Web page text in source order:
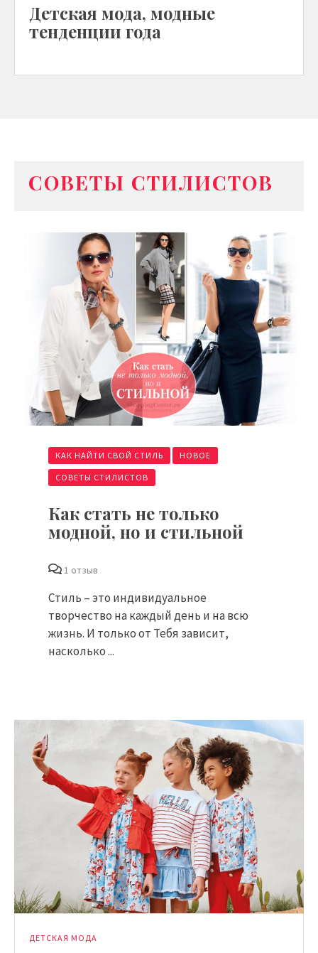
Детская мода, модные
тенденции года
СОВЕТЫ СТИЛИСТОВ
КАК НАЙТИ СВОЙ СТИЛЬ НОВОЕ
СОВЕТЫ СТИЛИСТОВ
Как стать не только
модной, но и стильной
1 отзыв
Стиль – это индивидуальное
творчество на каждый день и на всю
жизнь. И только от Тебя зависит,
насколько ...
ДЕТСКАЯ МОДА